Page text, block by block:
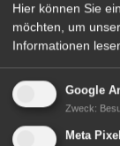
09:04
bdla:
08:08
TFZ:
07:01
Hier können Sie
möchten, um
Informationen
Google
Zweck:
Meta Pixel